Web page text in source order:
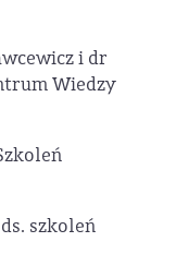
i dr
Wiedzy
szkoleń